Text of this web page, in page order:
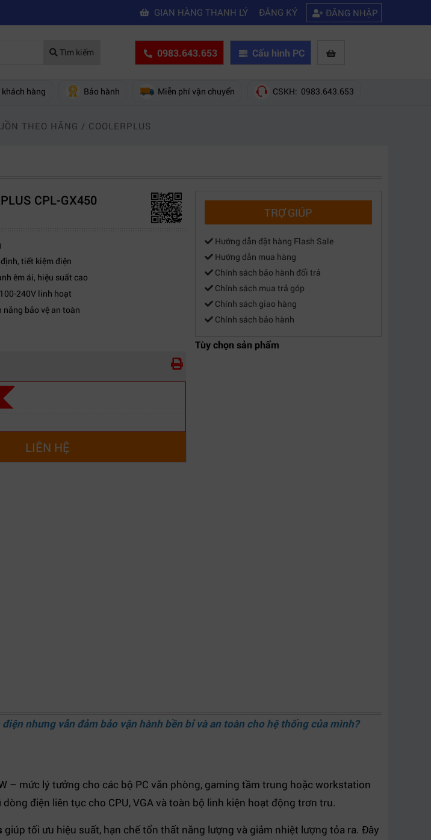
bạn 5 cách khắc phục laptop không kết nối được wifi|Kinh nghiệm chọn mua máy quay phim giá rẻ bạn nên
GIAN HÀNG THANH LÝ ĐĂNG KÝ ĐĂNG NHẬP
Tìm kiếm 0983.643.653 Cấu hình PC
hàng Bảo hành Miễn phí vận chuyển CSKH: 0983.643.653
THEO HÃNG / COOLERPLUS
CPL-GX450
tiết kiệm điện
êm ái, hiệu suất cao
240V linh hoạt
bảo vệ an toàn
LIÊN HỆ
TRỢ GIÚP
Hướng dẫn đặt hàng Flash Sale
Hướng dẫn mua hàng
Chính sách bảo hành đổi trả
Chính sách mua trả góp
Chính sách giao hàng
Chính sách bảo hành
Tùy chọn sản phẩm
nhưng vẫn đảm bảo vận hành bền bỉ và an toàn cho hệ thống của mình?
– mức lý tưởng cho các bộ PC văn phòng, gaming tầm trung hoặc workstation
điện liên tục cho CPU, VGA và toàn bộ linh kiện hoạt động trơn tru.
giúp tối ưu hiệu suất, hạn chế tổn thất năng lượng và giảm nhiệt lượng tỏa ra. Đây